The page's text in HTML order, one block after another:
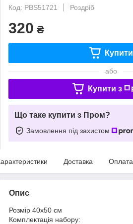
Код: PBS51721
Роздріб
320 ₴
Купити
або
Купити з
Що таке купити з Пром?
Замовлення під захистом
Доставка Оплата
Опис
Розмір 40x50 см
Комплектація набору: